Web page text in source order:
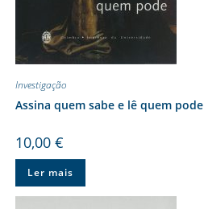
Investigação
Assina quem sabe e lê quem pode
10,00 €
Ler mais